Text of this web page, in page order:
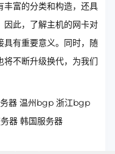
丰富的分类和构造，还具
因此，了解主机的网卡对
具有重要意义。同时，随
不断升级换代，为我们
器 温州bgp 浙江bgp
器 韩国服务器